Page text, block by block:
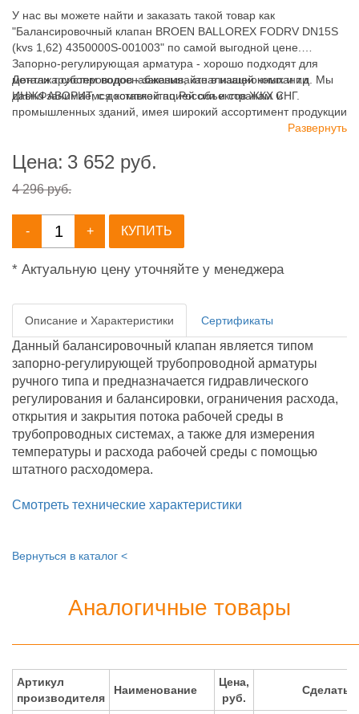
У нас вы можете найти и заказать такой товар как
"Балансировочный клапан BROEN BALLOREX FODRV DN15S
(kvs 1,62) 4350000S-001003" по самой выгодной цене.
Запорно-регулирующая арматура - хорошо подходят для
монтажа систем водоснабжения, канализационных и т.д. Мы
давно занимаемся комплектацией объектов ЖКХ и
промышленных зданий, имея широкий ассортимент продукции
для систем: отопления, водоснабжения, канализации и
Детали трубопроводов - заказывайте в нашей компании
ИНЖФАВОРИТ, с доставкой по России и странам СНГ.
Развернуть
Цена: 3 652 руб.
4 296 руб.
- + КУПИТЬ
* Актуальную цену уточняйте у менеджера
Описание и Характеристики Сертификаты
Данный балансировочный клапан является типом
запорно-регулирующей трубопроводной арматуры
ручного типа и предназначается гидравлического
регулирования и балансировки, ограничения расхода,
открытия и закрытия потока рабочей среды в
трубопроводных системах, а также для измерения
температуры и расхода рабочей среды с помощью
штатного расходомера.
Смотреть технические характеристики
Вернуться в каталог <
Аналогичные товары
Артикул
производителя
Наименование
Цена,
руб.
Сделать